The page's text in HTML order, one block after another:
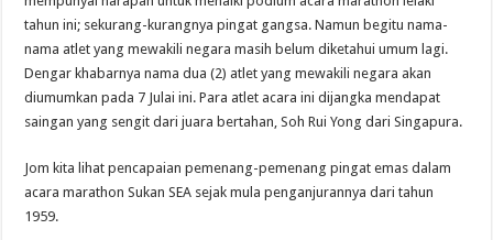
tahun ini; sekurang-kurangnya pingat gangsa. Namun begitu nama-
nama atlet yang mewakili negara masih belum diketahui umum lagi.
Dengar khabarnya nama dua (2) atlet yang mewakili negara akan
diumumkan pada 7 Julai ini. Para atlet acara ini dijangka mendapat
saingan yang sengit dari juara bertahan, Soh Rui Yong dari Singapura.
Jom kita lihat pencapaian pemenang-pemenang pingat emas dalam
acara marathon Sukan SEA sejak mula penganjurannya dari tahun
1959.